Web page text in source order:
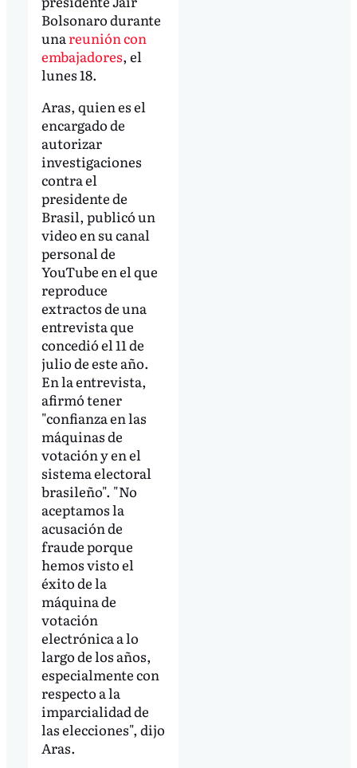
Bolsonaro durante
unareunión con
embajadores, el
lunes 18.
Aras, quien es el
encargado de
autorizar
investigaciones
contra el
presidente de
Brasil, publicó un
video en su canal
personal de
YouTube en el que
reproduce
extractos de una
entrevista que
concedió el 11 de
julio de este año.
En la entrevista,
afirmó tener
"confianza en las
máquinas de
votación y en el
sistema electoral
brasileño". "No
aceptamos la
acusación de
fraude porque
hemos visto el
éxito de la
máquina de
votación
electrónica a lo
largo de los años,
especialmente con
respecto a la
imparcialidad de
las elecciones", dijo
Aras.